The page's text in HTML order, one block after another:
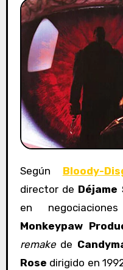
Según Bloody-
director de Déjame
en
Monkeypaw
remakede
Rose dirigido en